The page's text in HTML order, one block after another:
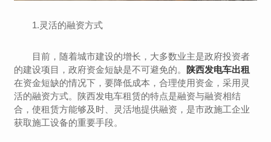
1.灵活的融资方式
目前，随着城市建设的增长，大多数业主是政府投资者
的建设项目，政府资金短缺是不可避免的。 陕西发电车出租
在资金短缺的情况下，要降低成本，合理使用资金，采用灵
活的融资方式。陕西发电车租赁的特点是融资与融资相结
合，使租赁方能够及时、灵活地提供融资，是市政施工企业
获取施工设备的重要手段。